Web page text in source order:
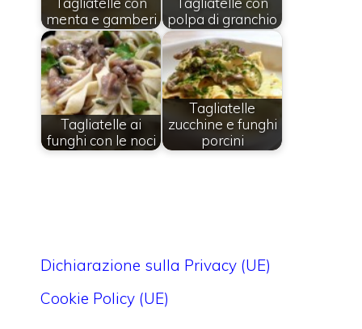
menta e gamberi
polpa di granchio
Tagliatelle ai
funghi con le noci
Tagliatelle
zucchine e funghi
porcini
Dichiarazione sulla Privacy (UE)
Cookie Policy (UE)